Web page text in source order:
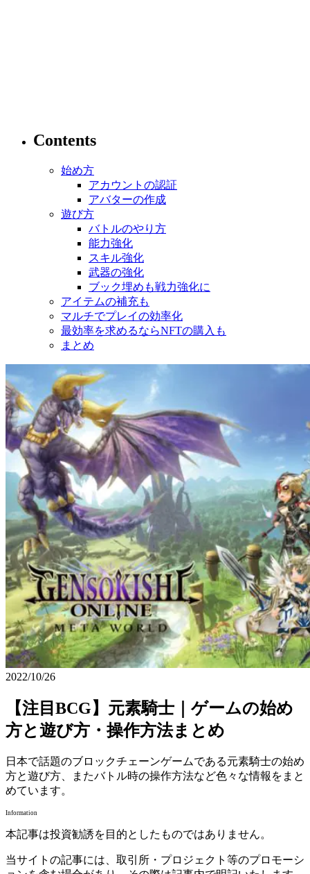
Contents
始め方
アカウントの認証
アバターの作成
遊び方
バトルのやり方
能力強化
スキル強化
武器の強化
ブック埋めも戦力強化に
アイテムの補充も
マルチでプレイの効率化
最効率を求めるならNFTの購入も
まとめ
2022/10/26
【注目BCG】元素騎士｜ゲームの始め
方と遊び方・操作方法まとめ
日本で話題のブロックチェーンゲームである元素騎士の始め
方と遊び方、またバトル時の操作方法など色々な情報をまと
めています。
Information
本記事は投資勧誘を目的としたものではありません。
当サイトの記事には、取引所・プロジェクト等のプロモーシ